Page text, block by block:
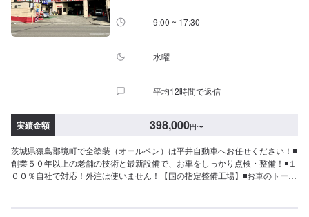
9:00 ~ 17:30
水曜
平均12時間で返信
実績金額 398,000円〜
茨城県猿島郡境町で全塗装（オールペン）は平井自動車へお任せください！◾
創業５０年以上の老舗の技術と最新設備で、お車をしっかり点検・整備！◾１
００％自社で対応！外注は使いません！【国の指定整備工場】◾お車のトータ
った…★保険を使えべきなのかわからない…などのご相談もお気軽にどう